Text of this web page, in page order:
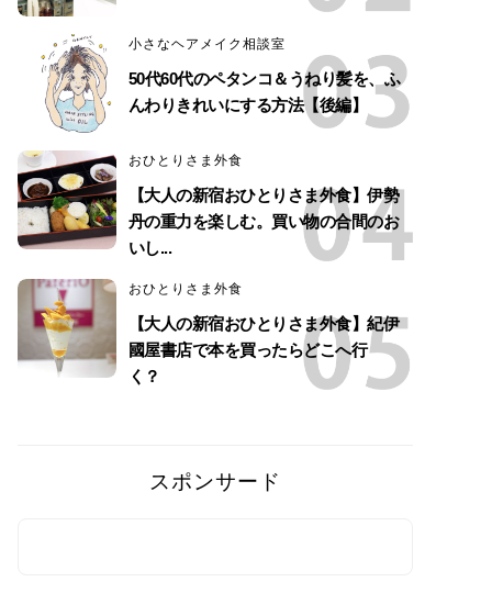
小さなヘアメイク相談室
50代60代のペタンコ＆うねり髪を、ふ
んわりきれいにする方法【後編】
おひとりさま外食
【大人の新宿おひとりさま外食】伊勢
丹の重力を楽しむ。買い物の合間のお
いし...
おひとりさま外食
【大人の新宿おひとりさま外食】紀伊
國屋書店で本を買ったらどこへ行
く？
スポンサード